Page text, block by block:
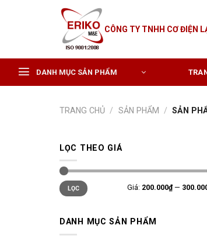
CÔNG TY TNHH CƠ ĐIỆN
DANH MỤC SẢN PHẨM
TRANG CHỦ / SẢN PHẨM / SẢN
LỌC THEO GIÁ
Giá
tối
thiểu
Giá
tối
đa
LỌC Giá: 200.000₫—
DANH MỤC SẢN PHẨM